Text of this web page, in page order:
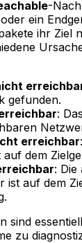
-
oder ein
ihr Ziel
gefunden.
:
erreichbar
dem
: Die
ist auf dem
sind
zu